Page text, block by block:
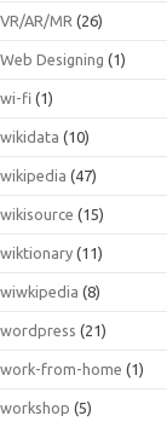
VR/AR/MR (26)
Web Designing (1)
wi-fi (1)
wikidata (10)
wikipedia (47)
wikisource (15)
wiktionary (11)
wiwkipedia (8)
wordpress (21)
work-from-home (1)
workshop (5)